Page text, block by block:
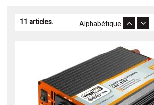
11 articles. Alphabétique